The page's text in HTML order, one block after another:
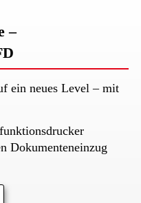
–
ein neues Level – mit
Dokumenteneinzug